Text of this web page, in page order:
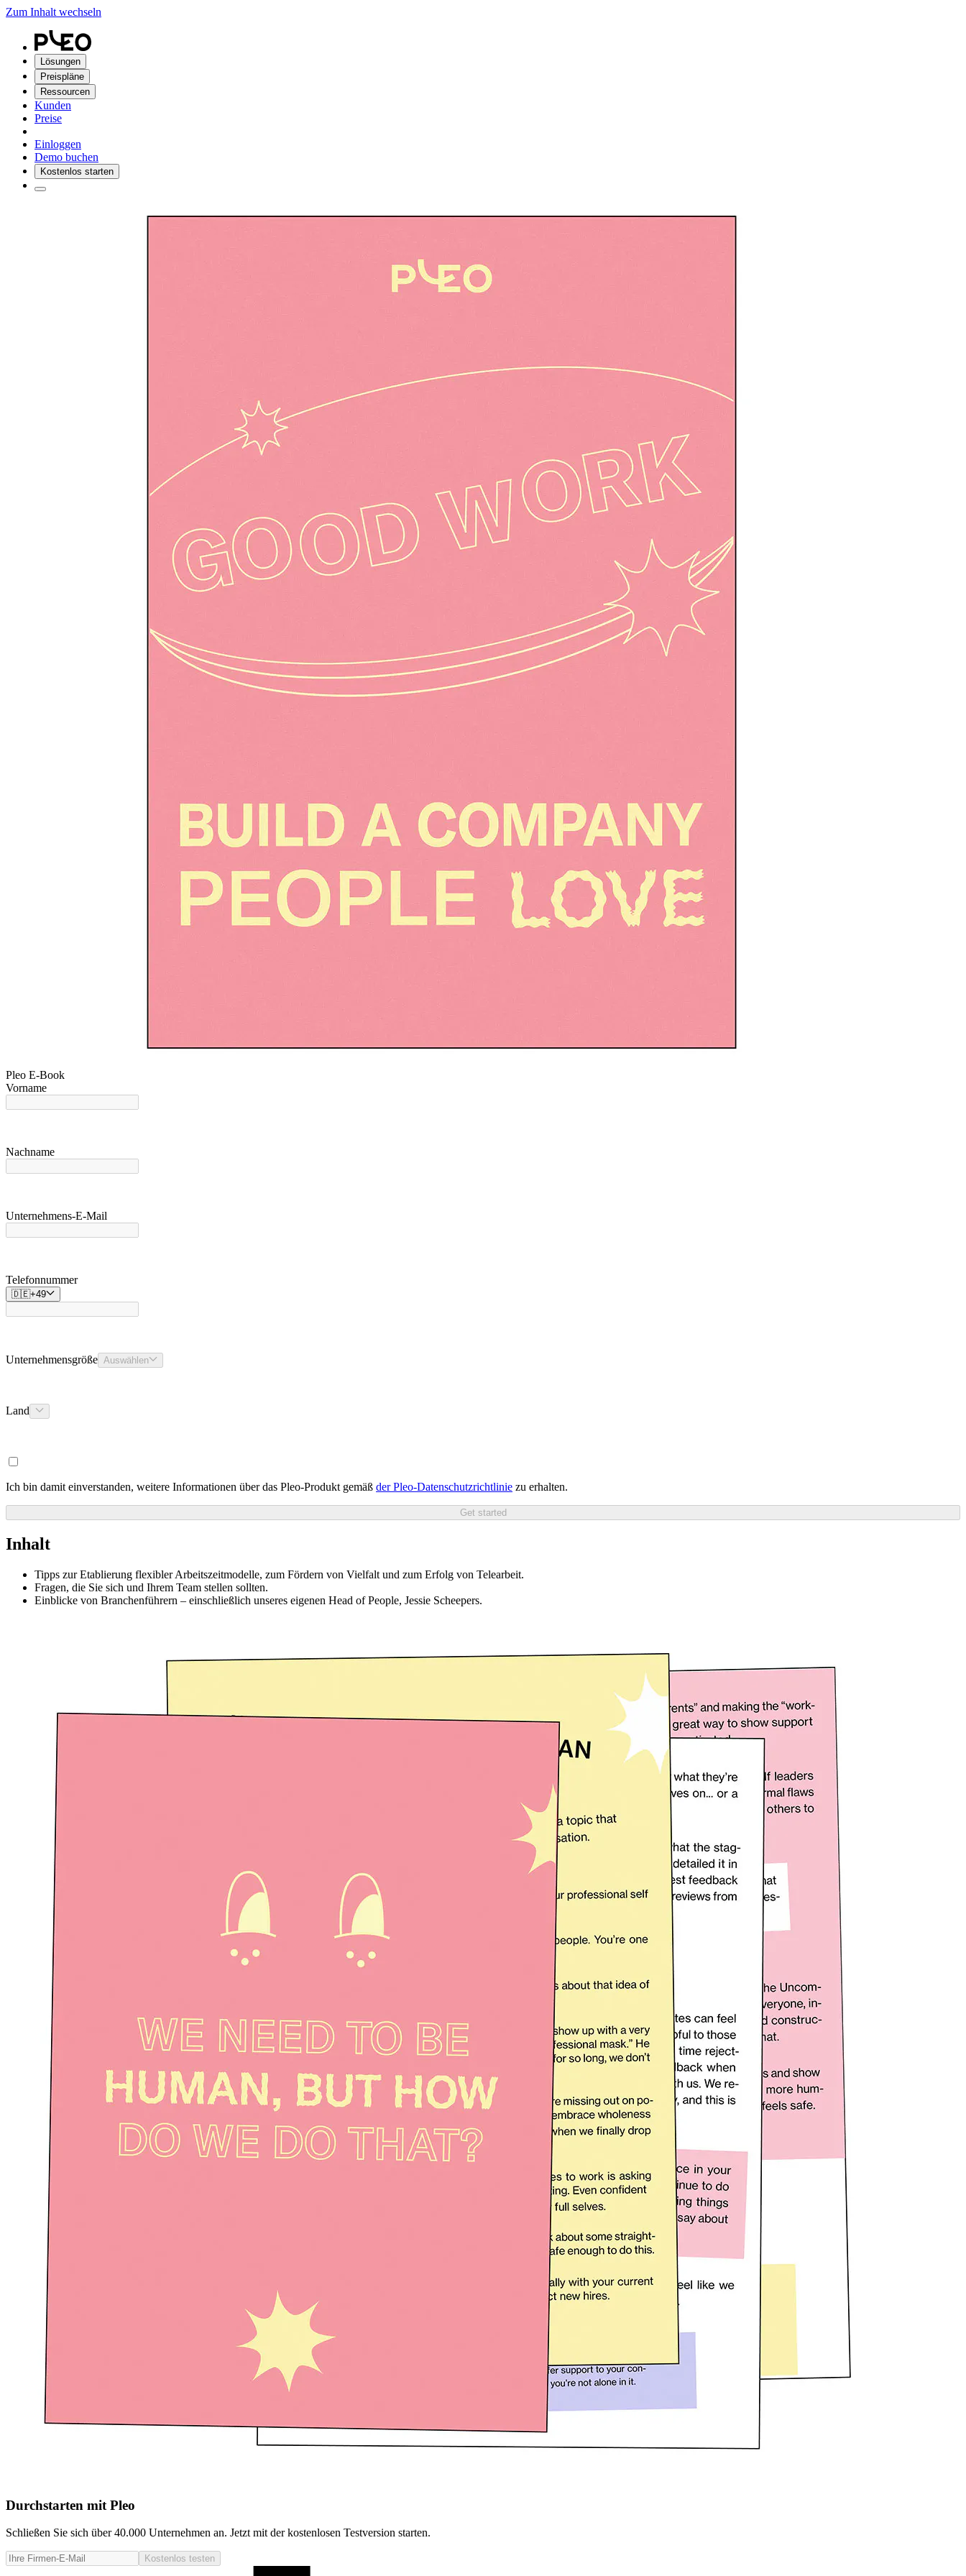
Zum Inhalt wechseln
Lösungen
Preispläne
Ressourcen
Kunden
Preise
Einloggen
Demo buchen
Kostenlos starten
Pleo E-Book
Vorname
Nachname
Unternehmens-E-Mail
Telefonnummer
🇩🇪+49
Unternehmensgröße Auswählen
Land
Ich bin damit einverstanden, weitere Informationen über das Pleo-Produkt gemäß der Pleo-Datenschutzrichtlinie zu erhalten.
Get started
Inhalt
Tipps zur Etablierung flexibler Arbeitszeitmodelle, zum Fördern von Vielfalt und zum Erfolg von Telearbeit.
Fragen, die Sie sich und Ihrem Team stellen sollten.
Einblicke von Branchenführern – einschließlich unseres eigenen Head of People, Jessie Scheepers.
Durchstarten mit Pleo
Schließen Sie sich über 40.000 Unternehmen an. Jetzt mit der kostenlosen Testversion starten.
Kostenlos testen